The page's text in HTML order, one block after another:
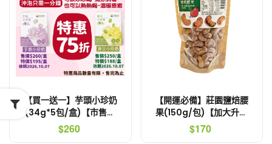
【買一送一】芋頭小珍奶
(34g*5包/盒)【市售唯
一免煮免微波．100%純
天然小珍珠】
$260
【開運必備】莊園鹽焙腰
果(150g/包)【加大升級
版，市售唯一可溯源腰
果】
$170